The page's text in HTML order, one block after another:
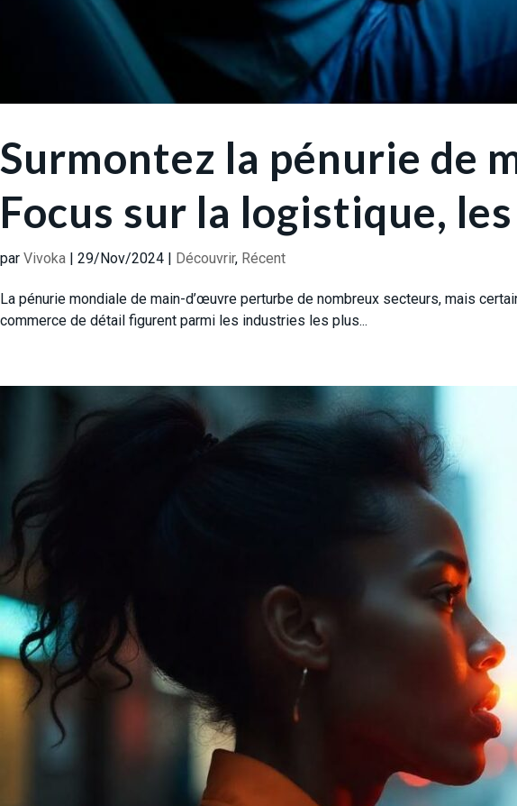
Surmontez la pénurie de
Focus sur la logistique,
par Vivoka | 29/Nov/2024 | Découvrir, Récent
La pénurie mondiale de main-d’œuvre perturbe de nombreux secteurs, mais
commerce de détail figurent parmi les industries les plus...